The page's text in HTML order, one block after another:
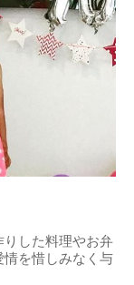
りした料理やお弁
を惜しみなく与